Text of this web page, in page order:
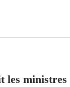
les ministres